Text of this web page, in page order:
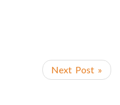
Next Post »